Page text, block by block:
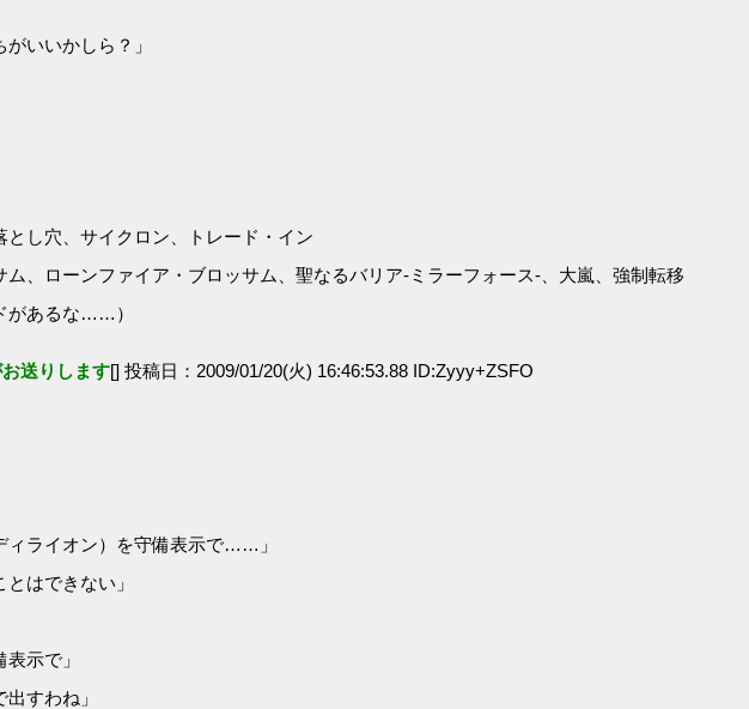
いいかしら？」
し穴、サイクロン、トレード・イン
、ローンファイア・ブロッサム、聖なるバリア‐ミラーフォース‐、大嵐、強制転移
があるな……）
送りします[] 投稿日：2009/01/20(火) 16:46:53.88 ID:Zyyy+ZSFO
ィライオン）を守備表示で……」
はできない」
示で」
すわね」